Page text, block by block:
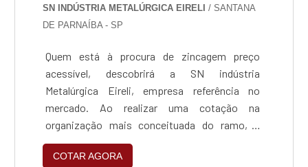
SN INDÚSTRIA METALÚRGICA EIRELI/ SANTANA
DE PARNAÍBA - SP
Quem está à procura de zincagem preço
acessível, descobrirá a SN indústria
Metalúrgica Eireli, empresa referência no
mercado. Ao realizar uma cotação na
organização mais conceituada do ramo, o
cliente contará com serviços de excelência e o
suporte de especialistas para sanar eventuais
COTAR AGORA